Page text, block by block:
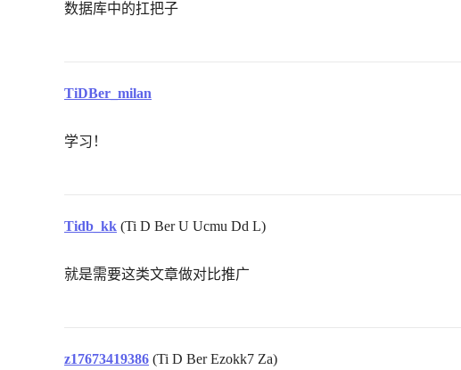
数据库中的扛把子
TiDBer_milan
学习！
Tidb_kk (Ti D Ber U Ucmu Dd L)
就是需要这类文章做对比推广
z17673419386 (Ti D Ber Ezokk7 Za)